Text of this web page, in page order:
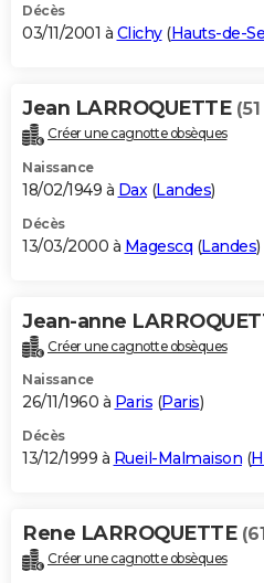
Décès
03/11/2001 à Clichy(Hauts-de-
Jean LARROQUETTE
Créer une cagnotte obsèques
Naissance
18/02/1949 à Dax (Landes)
Décès
13/03/2000 à Magescq (Landes)
Jean-anne
Créer une cagnotte obsèques
Naissance
26/11/1960 à Paris (Paris)
Décès
13/12/1999 à Rueil-Malmaison (
Rene LARROQUETTE
Créer une cagnotte obsèques